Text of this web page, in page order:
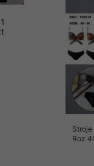
Roz